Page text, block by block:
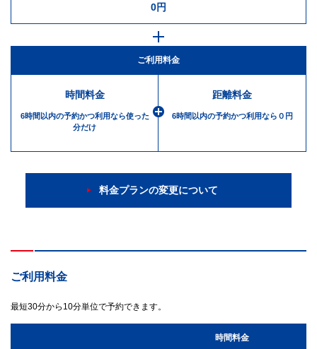
0円
ご利用料金
時間料金
6時間以内の予約かつ利用なら使った
分だけ
距離料金
6時間以内の予約かつ利用なら０円
料金プランの変更について
ご利用料金
最短30分から10分単位で予約できます。
時間料金